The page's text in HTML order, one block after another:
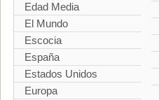
Edad Media
El Mundo
Escocia
España
Estados Unidos
Europa